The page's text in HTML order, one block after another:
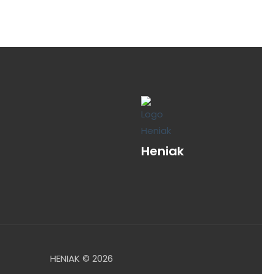
Heniak
HENIAK © 2026